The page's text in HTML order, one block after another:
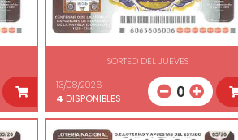
SORTEO DEL JUEVES
13/08/2026
4 DISPONIBLES 0